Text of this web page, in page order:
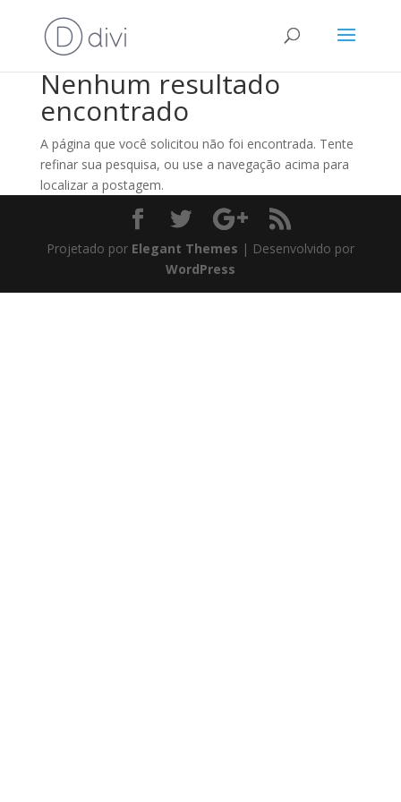
Nenhum resultado
encontrado
A página que você solicitou não foi encontrada. Tente
refinar sua pesquisa, ou use a navegação acima para
localizar a postagem.
Projetado por Elegant Themes | Desenvolvido por
WordPress